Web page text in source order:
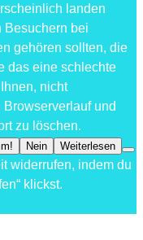
landen
Besuchern bei
gehören sollten, die
das eine schlechte
nicht
und
zu löschen.
Nein Weiterlesen
widerrufen, indem du
klickst.